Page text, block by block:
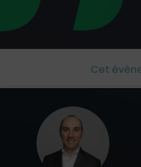
Cet
NP